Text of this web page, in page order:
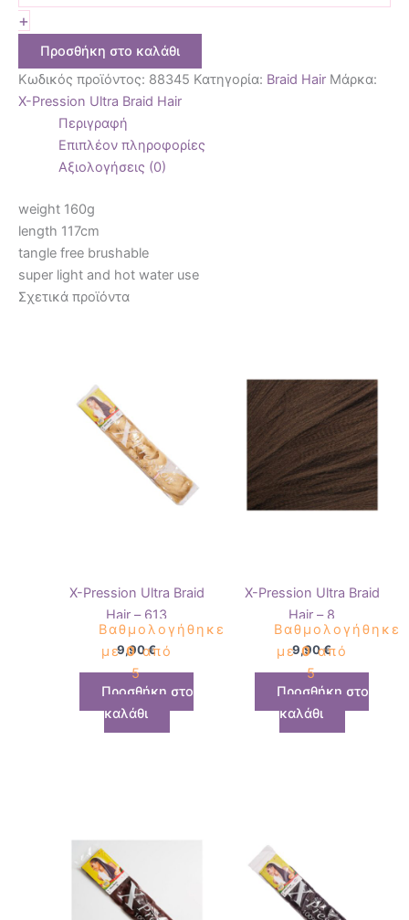
+
Προσθήκη στο καλάθι
Κωδικός προϊόντος: 88345 Κατηγορία: Braid Hair Μάρκα:
X-Pression Ultra Braid Hair
Περιγραφή
Επιπλέον πληροφορίες
Αξιολογήσεις (0)
weight 160g
length 117cm
tangle free brushable
super light and hot water use
Σχετικά προϊόντα
X-Pression Ultra Braid
Hair – 613
Βαθμολογήθηκε
με0από
5
9,90€
Προσθήκη στο
καλάθι
X-Pression Ultra Braid
Hair – 8
Βαθμολογήθηκε
με0από
5
9,90€
Προσθήκη στο
καλάθι